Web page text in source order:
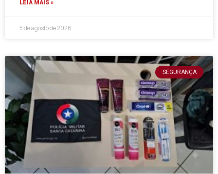
LEIA MAIS »
5 de agosto de 2026
SEGURANÇA